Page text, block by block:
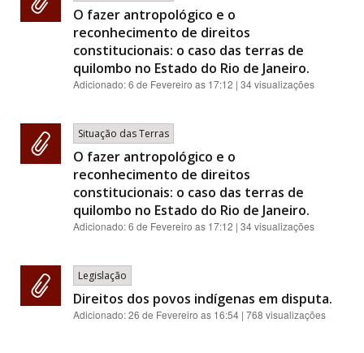
O fazer antropológico e o
reconhecimento de direitos
constitucionais: o caso das terras de
quilombo no Estado do Rio de Janeiro.
Adicionado:6 de Fevereiro as 17:12 | 34 visualizações
Situação das Terras
O fazer antropológico e o
reconhecimento de direitos
constitucionais: o caso das terras de
quilombo no Estado do Rio de Janeiro.
Adicionado:6 de Fevereiro as 17:12 | 34 visualizações
Legislação
Direitos dos povos indígenas em disputa.
Adicionado:26 de Fevereiro as 16:54 | 768 visualizações